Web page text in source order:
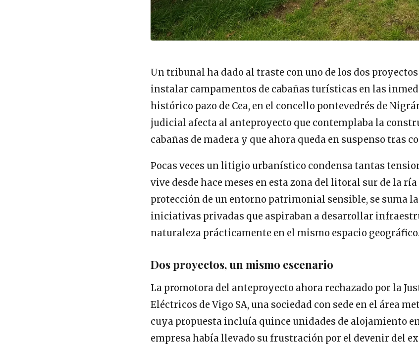
Un tribunal ha dado al traste con uno de los dos
instalar campamentos de cabañas turísticas en las
histórico pazo de Cea, en el concello pontevedrés de
judicial afecta al anteproyecto que contemplaba la
cabañas de madera y que ahora queda en suspenso tras
Pocas veces un litigio urbanístico condensa tantas
vive desde hace meses en esta zona del litoral sur de la ría
protección de un entorno patrimonial sensible, se suma
iniciativas privadas que aspiraban a desarrollar
naturaleza prácticamente en el mismo espacio geográfico.
Dos proyectos, un mismo escenario
La promotora del anteproyecto ahora rechazado por la
Eléctricos de Vigo SA, una sociedad con sede en el área
cuya propuesta incluía quince unidades de alojamiento
empresa había llevado su frustración por el devenir del